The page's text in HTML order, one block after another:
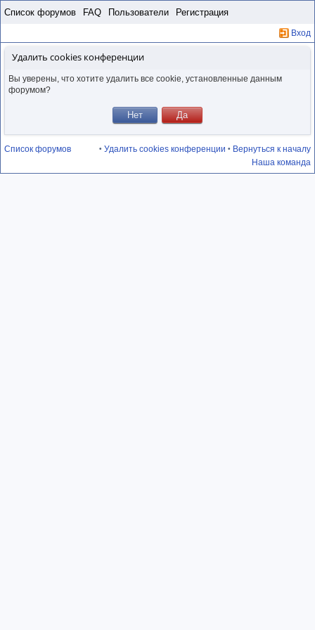
Список форумов FAQ Пользователи Регистрация
Вход
Удалить cookies конференции
Вы уверены, что хотите удалить все cookie, установленные данным
форумом?
Список форумов • Вернуться к началу
• Удалить cookies конференции
Наша команда